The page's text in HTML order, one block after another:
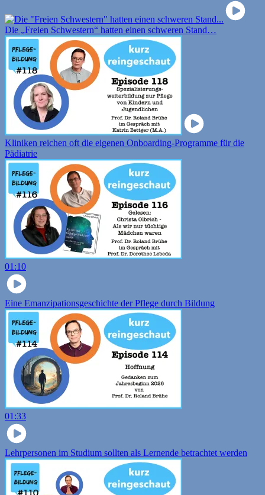
Die „Freien Schwestern“ hatten einen schweren Stand…
Kliniken reichen oft die eigenen Onboarding-Programme für die
Pädiatrie
01:10
Eine Emanzipationsgeschichte der Pflege durch Bildung
01:33
Lehrpersonen im Studium sollten als Lernende betrachtet werden